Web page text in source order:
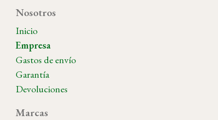
Nosotros
Inicio
Empresa
Gastos de envío
Garantía
Devoluciones
Marcas